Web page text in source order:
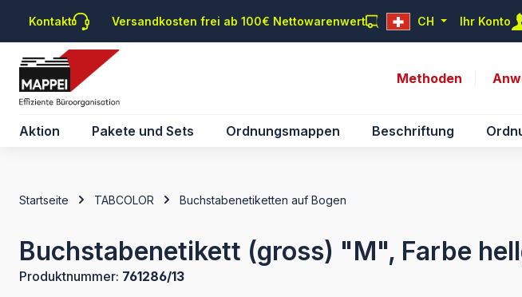
Hauptinhalt springen
Zur Suche springen
Zur Hauptnavigation springen
Kontakt Versandkosten frei ab 100€ Nettowarenwert CH Ihr Konto
Methoden
Aktion Pakete und Sets Ordnungsmappen Beschriftung
Startseite TABCOLOR Buchstabenetiketten auf Bogen
Buchstabenetikett (gross) "M", Farbe
Produktnummer: 761286/13